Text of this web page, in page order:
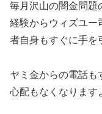
毎月沢山の闇金問題
経験からウィズユー
者自身もすぐに手を
ヤミ金からの電話も
心配もなくなります